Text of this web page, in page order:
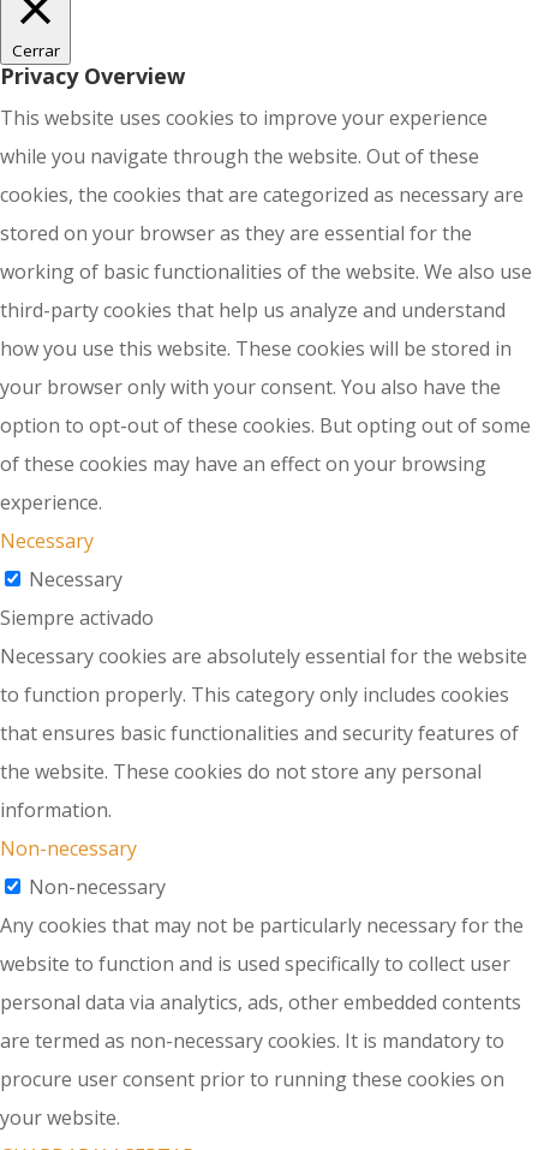
Cerrar
Privacy Overview
This website uses cookies to improve your experience
while you navigate through the website. Out of these
cookies, the cookies that are categorized as necessary are
stored on your browser as they are essential for the
working of basic functionalities of the website. We also use
third-party cookies that help us analyze and understand
how you use this website. These cookies will be stored in
your browser only with your consent. You also have the
option to opt-out of these cookies. But opting out of some
of these cookies may have an effect on your browsing
experience.
Necessary
Necessary
Siempre activado
Necessary cookies are absolutely essential for the website
to function properly. This category only includes cookies
that ensures basic functionalities and security features of
the website. These cookies do not store any personal
information.
Non-necessary
Non-necessary
Any cookies that may not be particularly necessary for the
website to function and is used specifically to collect user
personal data via analytics, ads, other embedded contents
are termed as non-necessary cookies. It is mandatory to
procure user consent prior to running these cookies on
your website.